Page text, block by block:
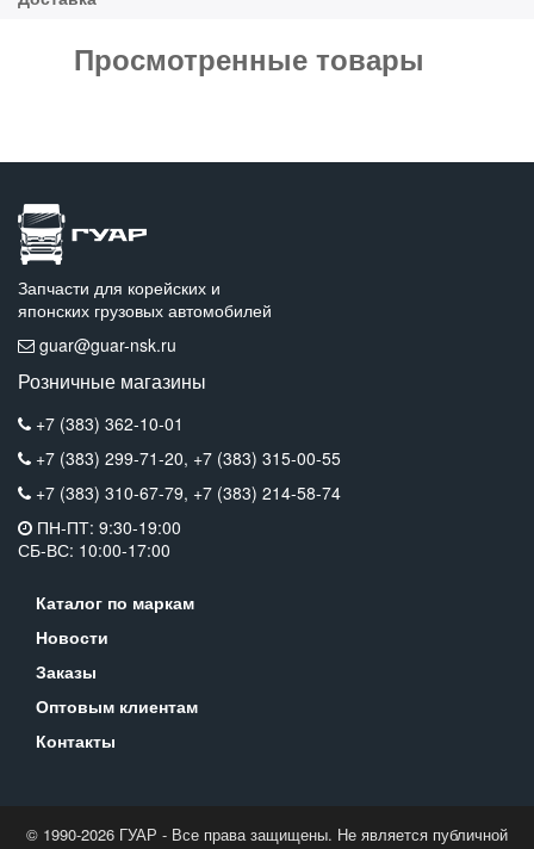
Просмотренные товары
Запчасти для корейских и
японских грузовых автомобилей
guar@guar-nsk.ru
Розничные магазины
+7 (383) 362-10-01
+7 (383) 299-71-20, +7 (383) 315-00-55
+7 (383) 310-67-79, +7 (383) 214-58-74
ПН-ПТ: 9:30-19:00
СБ-ВС: 10:00-17:00
Каталог по маркам
Новости
Заказы
Оптовым клиентам
Контакты
© 1990-2026 ГУАР - Все права защищены. Не является публичной